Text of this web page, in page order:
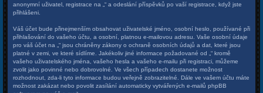
anonymní uživatel, registrace na „“ a odeslání příspěvků po vaší registrace, když jste
přihlášeni.
Váš účet bude přinejmenším obsahovat uživatelské jméno, osobní heslo, používané při
přihlašování do vašeho účtu, a osobní, platnou e-mailovou adresu. Vaše osobní údaje
pro váš účet na „“ jsou chráněny zákony o ochraně osobních údajů a dat, které jsou
platné v zemi, ve které sídlíme. Jakékoliv jiné informace požadované od „“ kromě
vašeho uživatelského jména, vašeho hesla a vašeho e-mailu při registraci, můžeme
zvolit jako povinné nebo dobrovolné. Ve všech případech dostanete možnost
rozhodnout, zda-li tyto informace budou veřejně zobrazitelné. Dále ve vašem účtu máte
možnost zakázat nebo povolit zasílání automaticky vytvářených e-mailů phpBB